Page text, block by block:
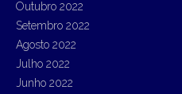
Outubro 2022
Setembro 2022
Agosto 2022
Julho 2022
Junho 2022